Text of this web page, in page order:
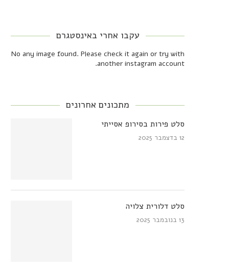
עקבו אחרי באינסטגרם
No any image found. Please check it again or try with
another instagram account.
מתכונים אחרונים
סלט פירות בסירופ אסייתי
12 בדצמבר 2025
סלט דלורית צלויה
13 בנובמבר 2025